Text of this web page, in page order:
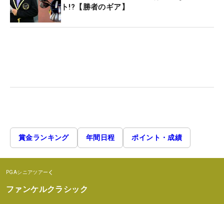
ト!?【勝者のギア】
賞金ランキング 年間日程 ポイント・成績
PGAシニアツアー
ファンケルクラシック